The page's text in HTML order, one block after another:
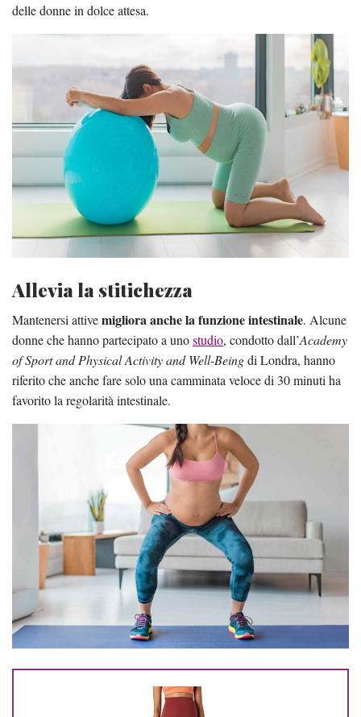
delle donne in dolce attesa.
Allevia la stitichezza
Mantenersi attivemigliora anche la funzione intestinale. Alcune
donne che hanno partecipato a unostudio, condotto dall’Academy
of Sport and Physical Activity and Well-Beingdi Londra, hanno
riferito che anche fare solo una camminata veloce di 30 minuti ha
favorito la regolarità intestinale.